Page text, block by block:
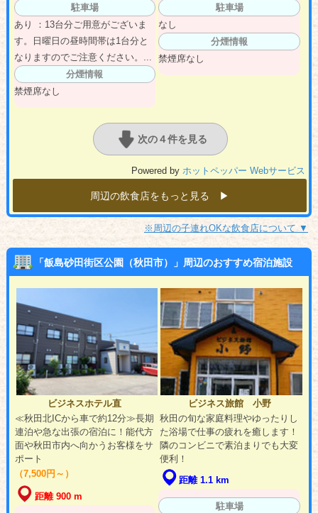
駐車場
あり ：13台分ご用意がございま
す。日曜日の昼時間帯は1台分と
なりますのでご注意ください。...
分煙情報
禁煙席なし
駐車場
なし
分煙情報
禁煙席なし
次の４件を見る
Powered byホットペッパー Webサービス
周辺の飲食店をもっと見る ▶︎
※周辺の子連れOKな飲食店について ▼
「飯島砂田街区公園（秋田市）」周辺のおすすめ宿泊施設
ビジネスホテル直
≪秋田北ICから車で約12分≫長期
連泊や急な出張の宿泊に！能代方
面や秋田市内へ向かうお客様をサ
ポート
（7,500円～）
距離 900 m
ビジネス旅館 小野
秋田の旬な家庭料理やゆったりし
た浴場で仕事の疲れを癒します！
隣のコンビニで素泊まりでも大変
便利！
距離 1.1 km
駐車場